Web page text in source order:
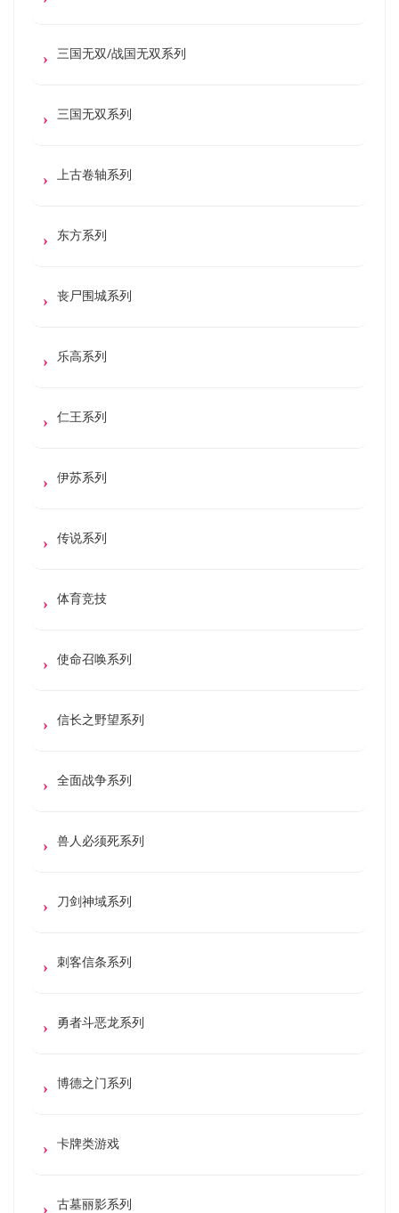
三国无双/战国无双系列
三国无双系列
上古卷轴系列
东方系列
丧尸围城系列
乐高系列
仁王系列
伊苏系列
传说系列
体育竞技
使命召唤系列
信长之野望系列
全面战争系列
兽人必须死系列
刀剑神域系列
刺客信条系列
勇者斗恶龙系列
博德之门系列
卡牌类游戏
古墓丽影系列